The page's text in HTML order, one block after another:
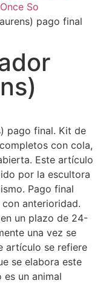
So
pago final
pago final. Kit de
con cola,
Este artículo
por la escultora
Pago final
anterioridad.
un plazo de 24-
una vez se
artículo se refiere
se elabora este
un animal